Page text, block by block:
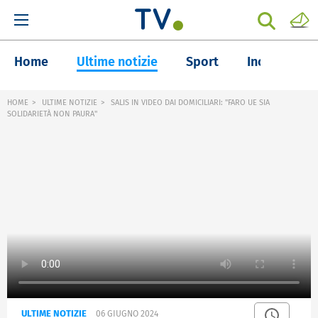
Home Ultime notizie Sport Inchieste
HOME ULTIME NOTIZIE
SALIS IN VIDEO DAI DOMICILIARI: "FARO UE SIA
SOLIDARIETÀ NON PAURA"
ULTIME NOTIZIE 06 GIUGNO 2024